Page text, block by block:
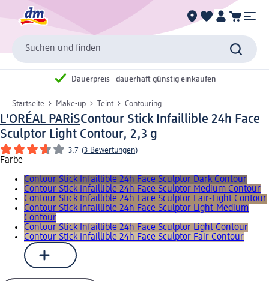
Suchen und finden
Dauerpreis - dauerhaft günstig einkaufen
Startseite Make-up Teint Contouring
L'ORÉAL PARiSContour Stick Infaillible 24h Face
Sculptor Light Contour, 2,3 g
3.7 (3 Bewertungen)
Farbe
Contour Stick Infaillible 24h Face Sculptor Dark Contour
Contour Stick Infaillible 24h Face Sculptor Medium Contour
Contour Stick Infaillible 24h Face Sculptor Fair-Light Contour
Contour Stick Infaillible 24h Face Sculptor Light-Medium
Contour
Contour Stick Infaillible 24h Face Sculptor Light Contour
Contour Stick Infaillible 24h Face Sculptor Fair Contour